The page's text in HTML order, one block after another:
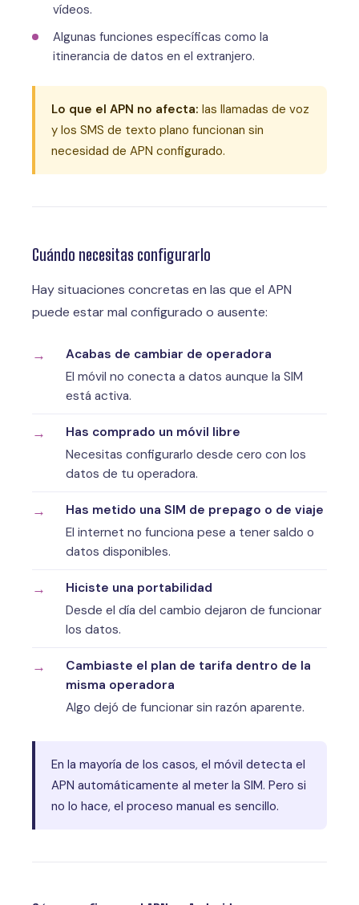
vídeos.
Algunas funciones específicas como la
itinerancia de datos en el extranjero.
Lo que el APN no afecta: las llamadas de voz
y los SMS de texto plano funcionan sin
necesidad de APN configurado.
Cuándo necesitas configurarlo
Hay situaciones concretas en las que el APN
puede estar mal configurado o ausente:
Acabas de cambiar de operadora
El móvil no conecta a datos aunque la SIM
está activa.
Has comprado un móvil libre
Necesitas configurarlo desde cero con los
datos de tu operadora.
Has metido una SIM de prepago o de viaje
El internet no funciona pese a tener saldo o
datos disponibles.
Hiciste una portabilidad
Desde el día del cambio dejaron de funcionar
los datos.
Cambiaste el plan de tarifa dentro de la
misma operadora
Algo dejó de funcionar sin razón aparente.
En la mayoría de los casos, el móvil detecta el
APN automáticamente al meter la SIM. Pero si
no lo hace, el proceso manual es sencillo.